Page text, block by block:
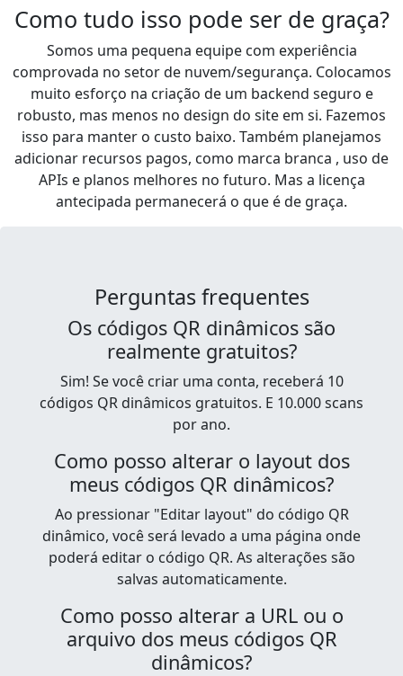
Como tudo isso pode ser de graça?
Somos uma pequena equipe com experiência
comprovada no setor de nuvem/segurança. Colocamos
muito esforço na criação de um backend seguro e
robusto, mas menos no design do site em si. Fazemos
isso para manter o custo baixo. Também planejamos
adicionar recursos pagos, como marca branca , uso de
APIs e planos melhores no futuro. Mas a licença
antecipada permanecerá o que é de graça.
Perguntas frequentes
Os códigos QR dinâmicos são
realmente gratuitos?
Sim! Se você criar uma conta, receberá 10
códigos QR dinâmicos gratuitos. E 10.000 scans
por ano.
Como posso alterar o layout dos
meus códigos QR dinâmicos?
Ao pressionar "Editar layout" do código QR
dinâmico, você será levado a uma página onde
poderá editar o código QR. As alterações são
salvas automaticamente.
Como posso alterar a URL ou o
arquivo dos meus códigos QR
dinâmicos?